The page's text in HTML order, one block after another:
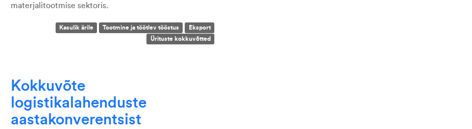
materjalitootmise sektoris.
Kasulik ärile Tootmine ja töötlev tööstus
Eksport
Ürituste kokkuvõtted
Kokkuvõte
logistikalahenduste
aastakonverentsist